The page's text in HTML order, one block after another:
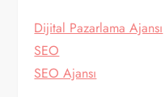
Dijital Pazarlama Ajansı
SEO
SEO Ajansı